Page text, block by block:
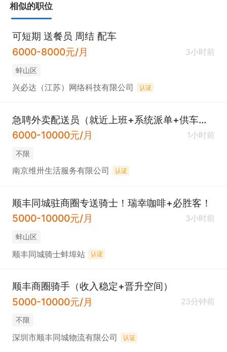
相似的职位
可短期 送餐员 周结 配车
6000-8000元/月
3小时前
蚌山区
兴必达（江苏）网络科技有限公司 认证
急聘外卖配送员（就近上班+系统派单+供车电）
6000-10000元/月
1小时前
不限
南京维卅生活服务有限公司 认证
顺丰同城驻商圈专送骑士！瑞幸咖啡+必胜客！
5000-10000元/月
3小时前
蚌山区
顺丰同城骑士蚌埠站 认证
顺丰商圈骑手（收入稳定+晋升空间）
5000-10000元/月
23分钟前
不限
深圳市顺丰同城物流有限公司 认证